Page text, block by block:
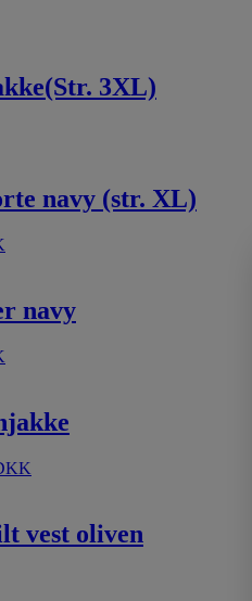
3XL)
navy (str. XL)
navy
vest oliven